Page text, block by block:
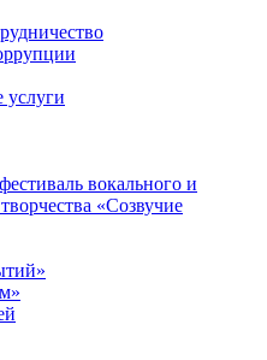
услуги
вокального и
«Созвучие